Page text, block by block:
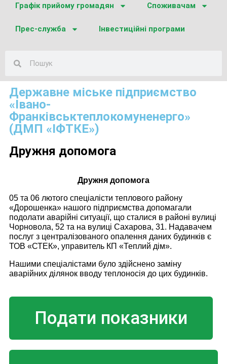
Графік прийому громадян Споживачам
Прес-служба Інвестиційні програми
Державне міське підприємство
«Івано-
Франківськтеплокомуненерго»
(ДМП «ІФТКЕ»)
Дружня допомога
Дружня допомога
05 та 06 лютого спеціалісти теплового району
«Дорошенка» нашого підприємства допомагали
подолати аварійні ситуації, що сталися в районі вулиці
Чорновола, 52 та на вулиці Сахарова, 31. Надавачем
послуг з централізованого опалення даних будинків є
ТОВ «СТЕК», управитель КП «Теплий дім».
Нашими спеціалістами було здійснено заміну
аварійних ділянок вводу теплоносія до цих будинків.
Подати показники